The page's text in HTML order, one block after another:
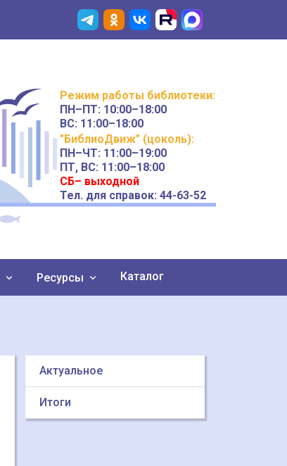
Режим работы библиотеки:
ПН–ПТ: 10:00–18:00
ВС: 11:00–18:00
"БиблиоДвиж" (цоколь):
ПН–ЧТ: 11:00–19:00
ПТ, ВС: 11:00–18:00
СБ– выходной
Тел. для справок: 44-63-52
Ресурсы Каталог
Актуальное
Итоги